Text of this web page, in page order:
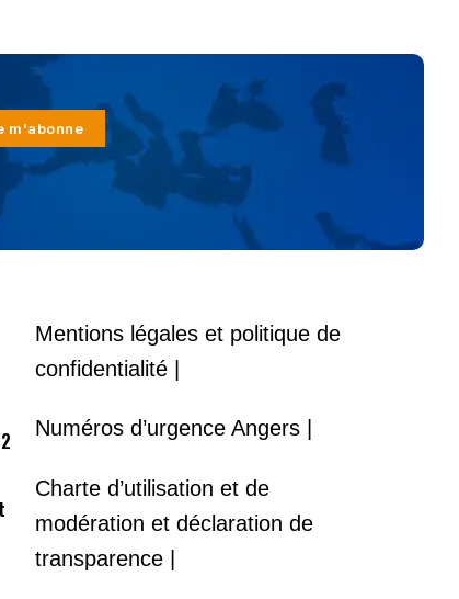
m'abonne
Mentions légales et politique de
confidentialité |
Numéros d’urgence Angers |
Charte d’utilisation et de
modération et déclaration de
transparence |